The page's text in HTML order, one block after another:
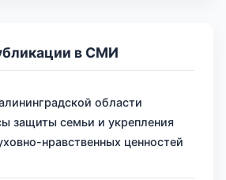
в СМИ
области
защиты семьи и укрепления
нравственных ценностей